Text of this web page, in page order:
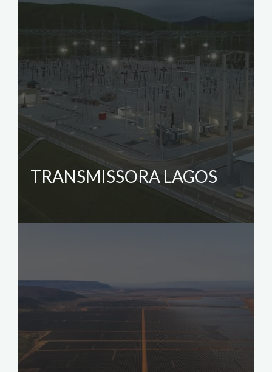
TRANSMISSORA LAGOS